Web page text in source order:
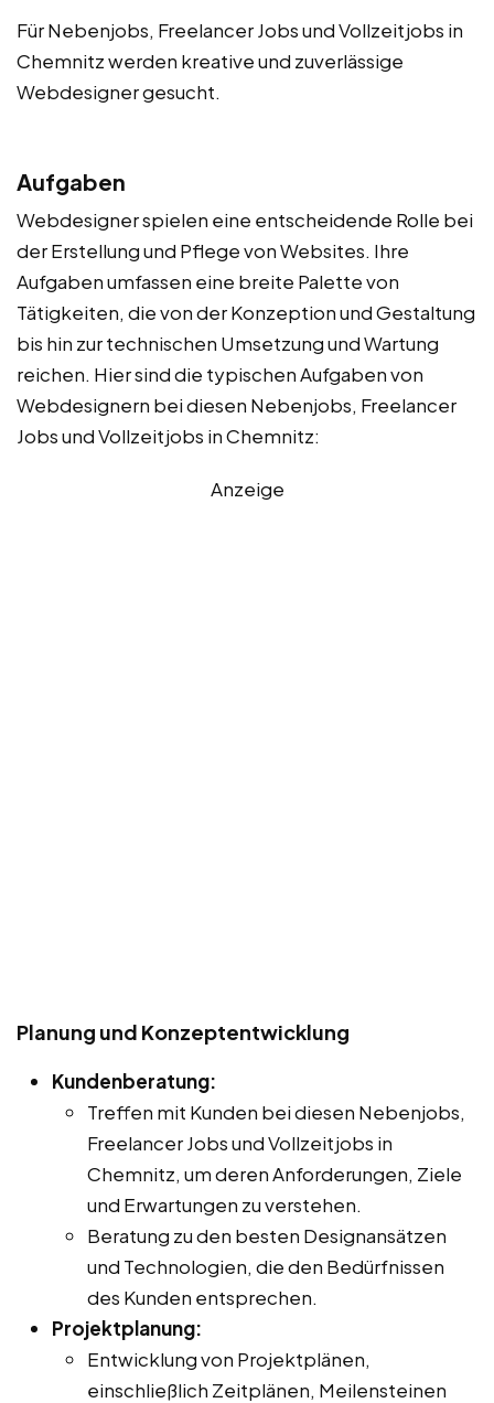
Für Nebenjobs, Freelancer Jobs und Vollzeitjobs in
Chemnitz werden kreative und zuverlässige
Webdesigner gesucht.
Aufgaben
Webdesigner spielen eine entscheidende Rolle bei
der Erstellung und Pflege von Websites. Ihre
Aufgaben umfassen eine breite Palette von
Tätigkeiten, die von der Konzeption und Gestaltung
bis hin zur technischen Umsetzung und Wartung
reichen. Hier sind die typischen Aufgaben von
Webdesignern bei diesen Nebenjobs, Freelancer
Jobs und Vollzeitjobs in Chemnitz:
Anzeige
Planung und Konzeptentwicklung
Kundenberatung:
Treffen mit Kunden bei diesen Nebenjobs,
Freelancer Jobs und Vollzeitjobs in
Chemnitz, um deren Anforderungen, Ziele
und Erwartungen zu verstehen.
Beratung zu den besten Designansätzen
und Technologien, die den Bedürfnissen
des Kunden entsprechen.
Projektplanung:
Entwicklung von Projektplänen,
einschließlich Zeitplänen, Meilensteinen